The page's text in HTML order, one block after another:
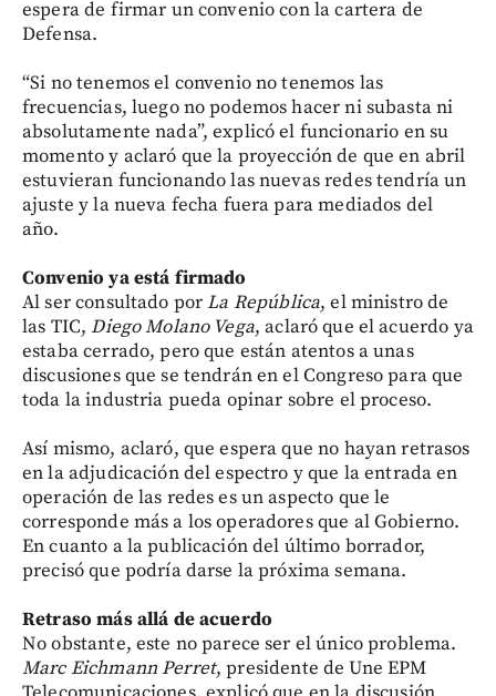
espera de firmar un convenio con la cartera de
Defensa.
“Si no tenemos el convenio no tenemos las
frecuencias, luego no podemos hacer ni subasta ni
absolutamente nada”, explicó el funcionario en su
momento y aclaró que la proyección de que en abril
estuvieran funcionando las nuevas redes tendría un
ajuste y la nueva fecha fuera para mediados del
año.
Convenio ya está firmado
Al ser consultado porLa República, el ministro de
las TIC,Diego Molano Vega, aclaró que el acuerdo ya
estaba cerrado, pero que están atentos a unas
discusiones que se tendrán en el Congreso para que
toda la industria pueda opinar sobre el proceso.
Así mismo, aclaró, que espera que no hayan retrasos
en la adjudicación del espectro y que la entrada en
operación de las redes es un aspecto que le
corresponde más a los operadores que al Gobierno.
En cuanto a la publicación del último borrador,
precisó que podría darse la próxima semana.
Retraso más allá de acuerdo
No obstante, este no parece ser el único problema.
Marc Eichmann Perret, presidente de Une EPM